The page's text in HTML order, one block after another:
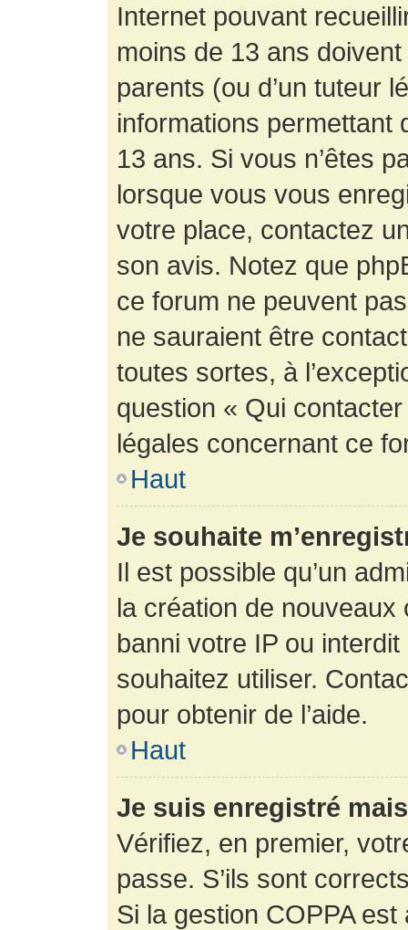
Internet pouvant
moins de 13 ans
parents (ou d’un tuteur
informations permettant
13 ans. Si vous n’êtes
lorsque vous vous
votre place, contactez
son avis. Notez que
ce forum ne peuvent
ne sauraient être
toutes sortes, à
question « Qui
légales concernant ce
Haut
Je souhaite
Il est possible qu’un
la création de
banni votre IP ou
souhaitez utiliser.
pour obtenir de l’aide.
Haut
Je suis enregistré
Vérifiez, en premier,
passe. S’ils sont
Si la gestion COPPA